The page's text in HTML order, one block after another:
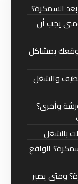
السمكرة؟
يجب أن
بمشاكل
والشغل
وأخرى؟
بالشغل
الواقع
ومتى يصير